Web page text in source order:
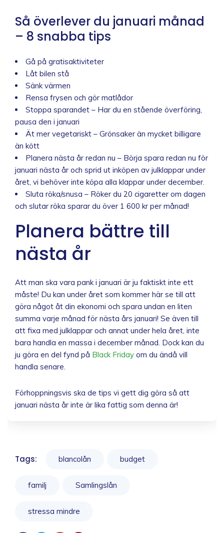
Så överlever du januari månad
– 8 snabba tips
Gå på gratisaktiviteter
Låt bilen stå
Sänk värmen
Rensa frysen och gör matlådor
Stoppa sparandet – Har du en stående överföring,
pausa den i januari
Ät mer vegetariskt – Grönsaker än mycket billigare
än kött
Planera nästa år redan nu – Börja spara redan nu för
januari nästa år och sprid ut inköpen av julklappar under
året, vi behöver inte köpa alla klappar under december.
Sluta röka/snusa – Röker du 20 cigaretter om dagen
och slutar röka sparar du över 1 600 kr per månad!
Planera bättre till
nästa år
Att man ska vara pank i januari är ju faktiskt inte ett
måste! Du kan under året som kommer här se till att
göra något åt din ekonomi och spara undan en liten
summa varje månad för nästa års januari! Se även till
att fixa med julklappar och annat under hela året, inte
bara handla en massa i december månad. Dock kan du
ju göra en del fynd på Black Friday om du ändå vill
handla senare.
Förhoppningsvis ska de tips vi gett dig göra så att
januari nästa år inte är lika fattig som denna är!
Tags: blancolån budget
familj Samlingslån
stressa mindre